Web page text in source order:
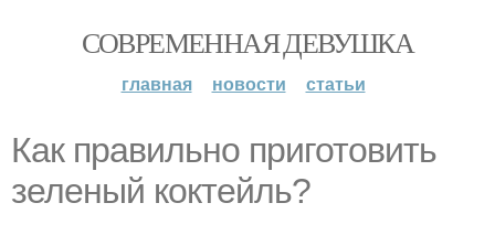
СОВРЕМЕННАЯ ДЕВУШКА
главная новости статьи
Как правильно приготовить
зеленый коктейль?